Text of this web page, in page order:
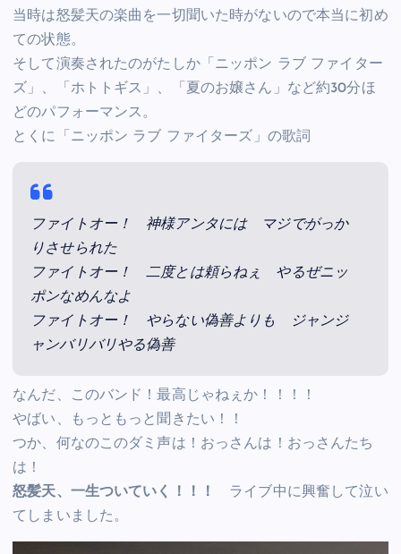
当時は怒髪天の楽曲を一切聞いた時がないので本当に初め
ての状態。
そして演奏されたのがたしか「ニッポン ラブ ファイター
ズ」、「ホトトギス」、「夏のお嬢さん」など約30分ほ
どのパフォーマンス。
とくに「ニッポン ラブ ファイターズ」の歌詞
ファイトオー！ 神様アンタには マジでがっか
りさせられた
ファイトオー！ 二度とは頼らねぇ やるぜニッ
ポンなめんなよ
ファイトオー！ やらない偽善よりも ジャンジ
ャンバリバリやる偽善
なんだ、このバンド！最高じゃねぇか！！！！
やばい、もっともっと聞きたい！！
つか、何なのこのダミ声は！おっさんは！おっさんたち
は！
怒髪天、一生ついていく！！！
ライブ中に興奮して泣い
てしまいました。